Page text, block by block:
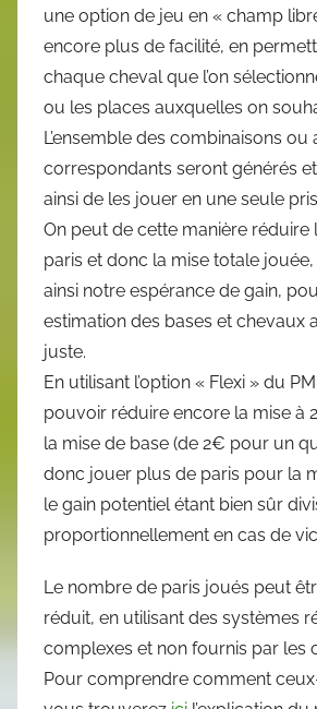
une option de jeu en « champ
encore plus de facilité, en
chaque cheval que l’on
ou les places auxquelles on
L’ensemble des combinaisons
correspondants seront générés
ainsi de les jouer en une seule
On peut de cette manière réduire
paris et donc la mise totale
ainsi notre espérance de gain,
estimation des bases et chevaux
juste.
En utilisant l’option « Flexi » du
pouvoir réduire encore la mise à
la mise de base (de 2€ pour un
donc jouer plus de paris pour la
le gain potentiel étant bien sûr
proportionnellement en cas de
Le nombre de paris joués peut
réduit, en utilisant des systèmes
complexes et non fournis par les
Pour comprendre comment